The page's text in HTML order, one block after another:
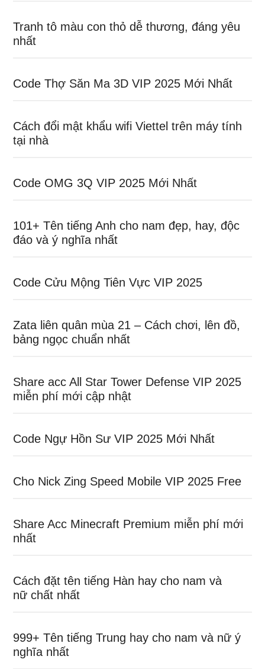
Tranh tô màu con thỏ dễ thương, đáng yêu
nhất
Code Thợ Săn Ma 3D VIP 2025 Mới Nhất
Cách đổi mật khẩu wifi Viettel trên máy tính
tại nhà
Code OMG 3Q VIP 2025 Mới Nhất
101+ Tên tiếng Anh cho nam đẹp, hay, độc
đáo và ý nghĩa nhất
Code Cửu Mộng Tiên Vực VIP 2025
Zata liên quân mùa 21 – Cách chơi, lên đồ,
bảng ngọc chuẩn nhất
Share acc All Star Tower Defense VIP 2025
miễn phí mới cập nhật
Code Ngự Hồn Sư VIP 2025 Mới Nhất
Cho Nick Zing Speed Mobile VIP 2025 Free
Share Acc Minecraft Premium miễn phí mới
nhất
Cách đặt tên tiếng Hàn hay cho nam và
nữ chất nhất
999+ Tên tiếng Trung hay cho nam và nữ ý
nghĩa nhất